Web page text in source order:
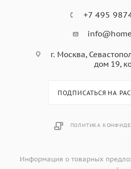
+7 495
г. Москва,
дом 19,
ПОДПИСАТЬСЯ НА
ПОЛИТИКА
Информация о товарных